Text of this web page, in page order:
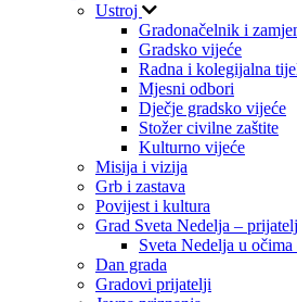
Ustroj
Gradonačelnik i
Gradsko vijeće
Radna i kolegijalna
Mjesni odbori
Dječje gradsko vijeće
Stožer civilne zaštite
Kulturno vijeće
Misija i vizija
Grb i zastava
Povijest i kultura
Grad Sveta Nedelja –
Sveta Nedelja u očima
Dan grada
Gradovi prijatelji